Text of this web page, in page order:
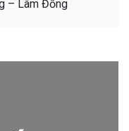
– Lâm Đồng